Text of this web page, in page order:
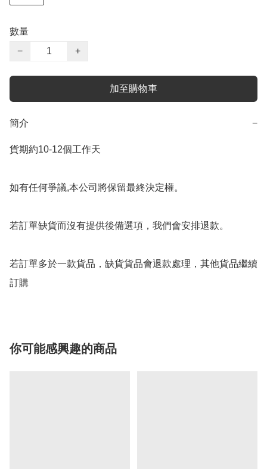
數量
−
+
加至購物車
簡介 −
貨期約10-12個工作天
如有任何爭議,本公司將保留最終決定權。
若訂單缺貨而沒有提供後備選項，我們會安排退款。
若訂單多於一款貨品，缺貨貨品會退款處理，其他貨品繼續
你可能感興趣的商品